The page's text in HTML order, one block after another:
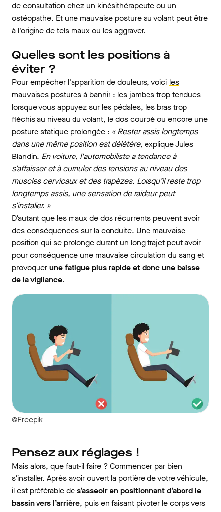
de consultation chez un kinésithérapeute ou un
ostéopathe. Et une mauvaise posture au volant peut être
à l'origine de tels maux ou les aggraver.
Quelles sont les positions à
éviter ?
Pour empêcher l'apparition de douleurs, voici les
mauvaises postures à bannir : les jambes trop tendues
lorsque vous appuyez sur les pédales, les bras trop
fléchis au niveau du volant, le dos courbé ou encore une
posture statique prolongée : « Rester assis longtemps
dans une même position est délétère, explique Jules
Blandin. En voiture, l'automobiliste a tendance à
s’affaisser et à cumuler des tensions au niveau des
muscles cervicaux et des trapèzes. Lorsqu’il reste trop
longtemps assis, une sensation de raideur peut
s’installer. »
D’autant que les maux de dos récurrents peuvent avoir
des conséquences sur la conduite. Une mauvaise
position qui se prolonge durant un long trajet peut avoir
pour conséquence une mauvaise circulation du sang et
provoquerune fatigue plus rapide et donc une baisse
de la vigilance.
©Freepik
Pensez aux réglages !
Mais alors, que faut-il faire ? Commencer par bien
s’installer. Après avoir ouvert la portière de votre véhicule,
il est préférable des’asseoir en positionnant d’abord le
bassin vers l’arrière, puis en faisant pivoter le corps vers